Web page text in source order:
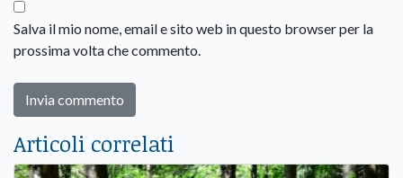
Salva il mio nome, email e sito web in questo browser per la
prossima volta che commento.
Articoli correlati